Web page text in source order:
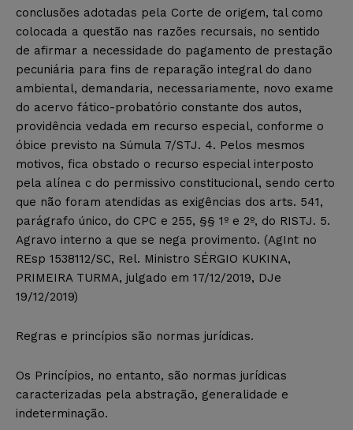
conclusões adotadas pela Corte de origem, tal como
colocada a questão nas razões recursais, no sentido
de afirmar a necessidade do pagamento de prestação
pecuniária para fins de reparação integral do dano
ambiental, demandaria, necessariamente, novo exame
do acervo fático-probatório constante dos autos,
providência vedada em recurso especial, conforme o
óbice previsto na Súmula 7/STJ. 4. Pelos mesmos
motivos, fica obstado o recurso especial interposto
pela alínea c do permissivo constitucional, sendo certo
que não foram atendidas as exigências dos arts. 541,
parágrafo único, do CPC e 255, §§ 1º e 2º, do RISTJ. 5.
Agravo interno a que se nega provimento. (AgInt no
REsp 1538112/SC, Rel. Ministro SÉRGIO KUKINA,
PRIMEIRA TURMA, julgado em 17/12/2019, DJe
19/12/2019)
Regras e princípios são normas jurídicas.
Os Princípios, no entanto, são normas jurídicas
caracterizadas pela abstração, generalidade e
indeterminação.